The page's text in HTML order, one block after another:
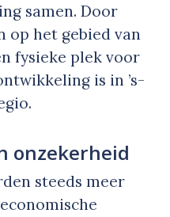
samen. Door
op het gebied van
fysieke plek voor
is in ’s-
onzekerheid
steeds meer